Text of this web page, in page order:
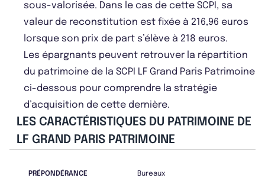
sous-valorisée. Dans le cas de cette SCPI, sa
valeur de reconstitution est fixée à 216,96 euros
lorsque son prix de part s’élève à 218 euros.
Les épargnants peuvent retrouver la répartition
du patrimoine de la SCPI LF Grand Paris Patrimoine
ci-dessous pour comprendre la stratégie
d’acquisition de cette dernière.
LES CARACTÉRISTIQUES DU PATRIMOINE DE
LF GRAND PARIS PATRIMOINE
PRÉPONDÉRANCE Bureaux